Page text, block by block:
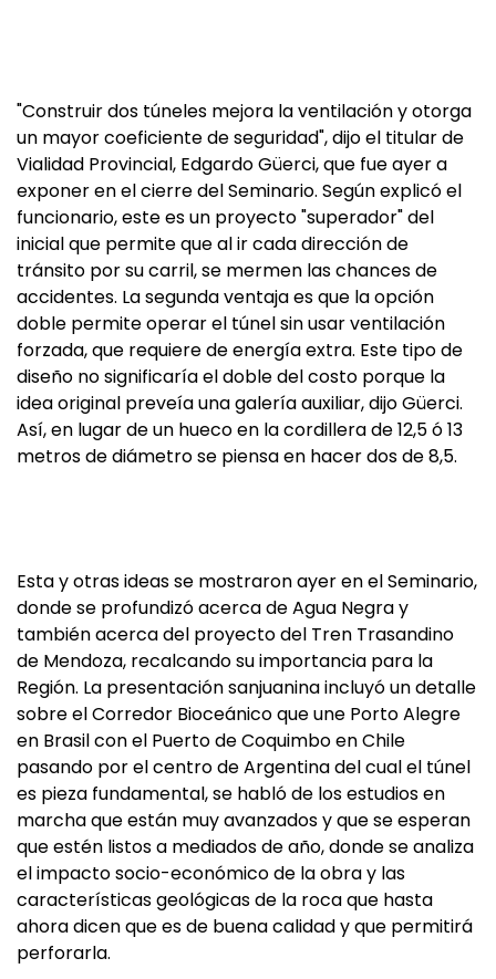
"Construir dos túneles mejora la ventilación y otorga
un mayor coeficiente de seguridad", dijo el titular de
Vialidad Provincial, Edgardo Güerci, que fue ayer a
exponer en el cierre del Seminario. Según explicó el
funcionario, este es un proyecto "superador" del
inicial que permite que al ir cada dirección de
tránsito por su carril, se mermen las chances de
accidentes. La segunda ventaja es que la opción
doble permite operar el túnel sin usar ventilación
forzada, que requiere de energía extra. Este tipo de
diseño no significaría el doble del costo porque la
idea original preveía una galería auxiliar, dijo Güerci.
Así, en lugar de un hueco en la cordillera de 12,5 ó 13
metros de diámetro se piensa en hacer dos de 8,5.
Esta y otras ideas se mostraron ayer en el Seminario,
donde se profundizó acerca de Agua Negra y
también acerca del proyecto del Tren Trasandino
de Mendoza, recalcando su importancia para la
Región. La presentación sanjuanina incluyó un detalle
sobre el Corredor Bioceánico que une Porto Alegre
en Brasil con el Puerto de Coquimbo en Chile
pasando por el centro de Argentina del cual el túnel
es pieza fundamental, se habló de los estudios en
marcha que están muy avanzados y que se esperan
que estén listos a mediados de año, donde se analiza
el impacto socio-económico de la obra y las
características geológicas de la roca que hasta
ahora dicen que es de buena calidad y que permitirá
perforarla.